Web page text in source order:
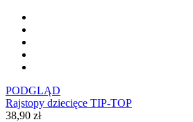
PODGLĄD
Rajstopy dziecięce TIP-TOP
38,90 zł